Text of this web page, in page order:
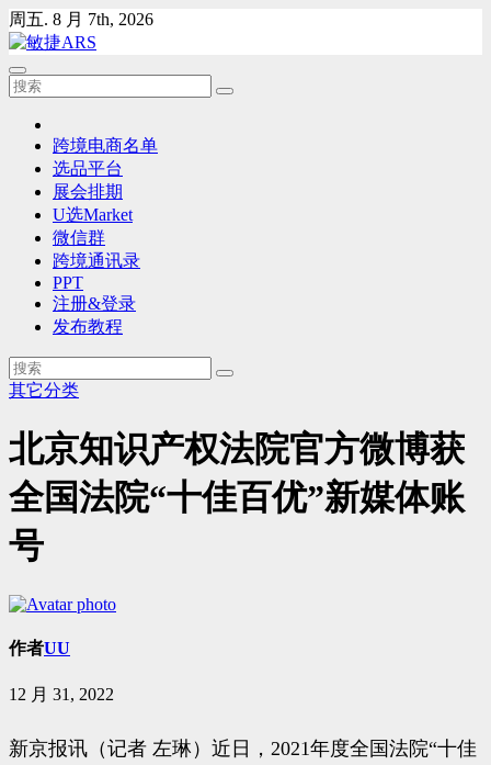
Skip
to
content
周五. 8 月 7th, 2026
跨境电商名单
选品平台
展会排期
U选Market
微信群
跨境通讯录
PPT
注册&登录
发布教程
其它分类
北京知识产权法院官方微博获
全国法院“十佳百优”新媒体账
号
作者UU
12 月 31, 2022
新京报讯（记者 左琳）近日，2021年度全国法院“十佳